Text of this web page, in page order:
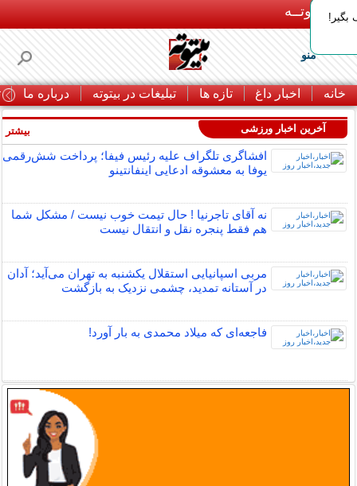
بـیتوتــه
منو
خانه اخبار داغ تازه ها تبلیغات در بیتوته درباره ما
آخرین اخبار ورزشی
افشاگری تلگراف علیه رئیس فیفا؛ پرداخت شش‌رقمی
یوفا به معشوقه ادعایی اینفانتینو
نه آقای تاجرنیا ! حال تیمت خوب نیست / مشکل شما
هم فقط پنجره نقل و انتقال نیست
مربی اسپانیایی استقلال یکشنبه به تهران می‌آید؛ آدان
در آستانه تمدید، چشمی نزدیک به بازگشت
فاجعه‌ای که میلاد محمدی به بار آورد!
بیشتر